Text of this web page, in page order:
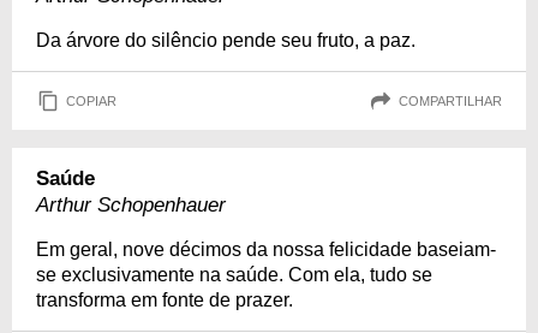
Da árvore do silêncio pende seu fruto, a paz.
COPIAR COMPARTILHAR
Saúde
Arthur Schopenhauer
Em geral, nove décimos da nossa felicidade baseiam-
se exclusivamente na saúde. Com ela, tudo se
transforma em fonte de prazer.